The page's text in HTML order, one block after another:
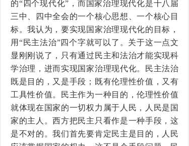
的“四个现代化”，而国家治理现代化是十八届
三中、四中全会的一个核心思想、一个核心目
标。我认为，要实现国家治理现代化的目标，
用“民主法治”四个字就可以了。关于这一点文
显刚刚说了，只有通过民主和法治才能实现科
学治理，进而实现国家治理现代化。民主法治
既是目的，又是手段；既有伦理性价值，又有
工具性价值。民主作为一种目的，伦理性价值
就体现在国家的一切权力属于人民，人民是国
家的主人。西方把民主只看作是一种手段，这
是不对的。我们首先要肯定民主是目的，人民